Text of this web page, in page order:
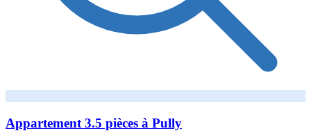
Appartement 3.5 pièces à Pully